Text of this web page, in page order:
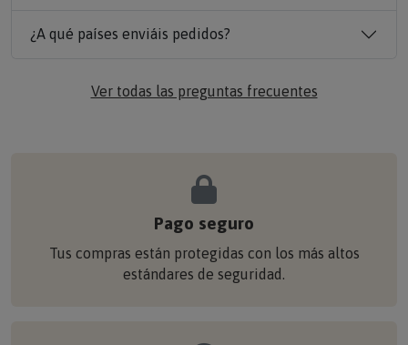
¿A qué países enviáis pedidos?
Ver todas las preguntas frecuentes
Pago seguro
Tus compras están protegidas con los más altos
estándares de seguridad.